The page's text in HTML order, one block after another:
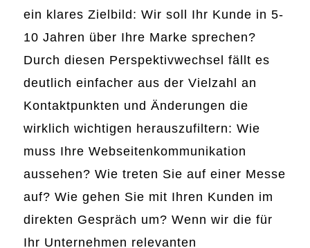
ein klares Zielbild: Wir soll Ihr Kunde in 5-
10 Jahren über Ihre Marke sprechen?
Durch diesen Perspektivwechsel fällt es
deutlich einfacher aus der Vielzahl an
Kontaktpunkten und Änderungen die
wirklich wichtigen herauszufiltern: Wie
muss Ihre Webseitenkommunikation
aussehen? Wie treten Sie auf einer Messe
auf? Wie gehen Sie mit Ihren Kunden im
direkten Gespräch um? Wenn wir die für
Ihr Unternehmen relevanten